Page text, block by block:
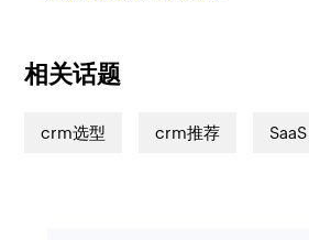
相关话题
crm选型 crm推荐